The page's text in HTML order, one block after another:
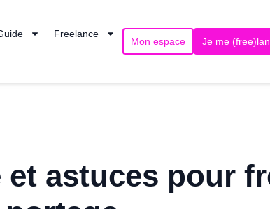
Freelance
Mon espace Je me
astuces pour